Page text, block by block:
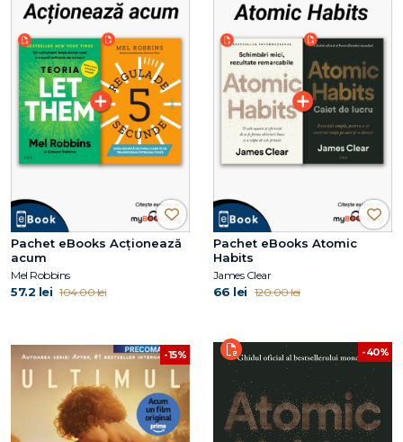
Pachet eBooks Acționează
acum
Mel Robbins
57.2 lei 104.00 lei
Pachet eBooks Atomic
Habits
James Clear
66 lei 120.00 lei
-15% -40%